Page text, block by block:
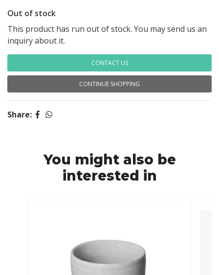
Out of stock
This product has run out of stock. You may send us an
inquiry about it.
CONTACT US
CONTINUE SHOPPING
Share:
You might also be
interested in